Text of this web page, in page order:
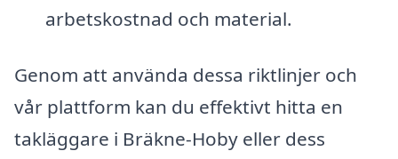
arbetskostnad och material.
Genom att använda dessa riktlinjer och
vår plattform kan du effektivt hitta en
takläggare i Bräkne-Hoby eller dess